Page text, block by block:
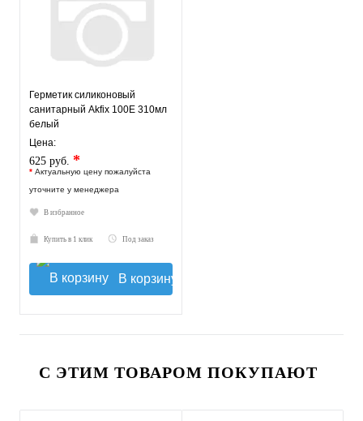
Герметик силиконовый
санитарный Akfix 100E 310мл
белый
Цена:
625 руб. *
* Актуальную цену пожалуйста
уточните у менеджера
В избранное
Купить в 1 клик Под заказ
В корзину
С ЭТИМ ТОВАРОМ ПОКУПАЮТ